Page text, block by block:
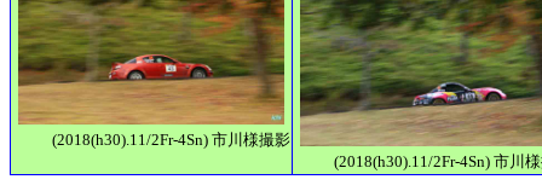
(2018(h30).11/2Fr-4Sn) 市川様撮影
(2018(h30).11/2Fr-4Sn) 市川